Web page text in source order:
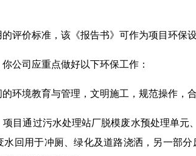
评价标准，该《报告书》可作为项目环保
公司应重点做好以下环保工作：
的环境教育与管理，文明施工，规范操作
项目通过污水处理站厂脱模废水预处理单
回用于冲厕、绿化及道路浇洒，另一部